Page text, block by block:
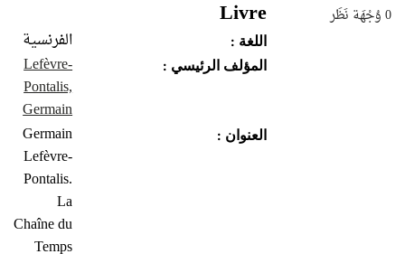
0وُجْهَة نَظَر Livre
اللغة : الفرنسية
المؤلف الرئيسي :
Lefèvre-
Pontalis,
Germain
العنوان :
Germain
Lefèvre-
Pontalis.
La
Chaîne du
Temps